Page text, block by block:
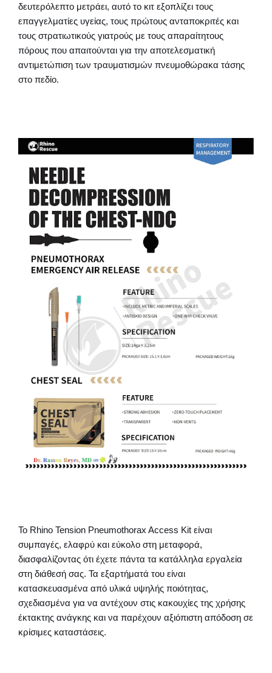
δευτερόλεπτο μετράει, αυτό το κιτ εξοπλίζει τους
επαγγελματίες υγείας, τους πρώτους ανταποκριτές και
τους στρατιωτικούς γιατρούς με τους απαραίτητους
πόρους που απαιτούνται για την αποτελεσματική
αντιμετώπιση των τραυματισμών πνευμοθώρακα τάσης
στο πεδίο.
Το Rhino Tension Pneumothorax Access Kit είναι
συμπαγές, ελαφρύ και εύκολο στη μεταφορά,
διασφαλίζοντας ότι έχετε πάντα τα κατάλληλα εργαλεία
στη διάθεσή σας. Τα εξαρτήματά του είναι
κατασκευασμένα από υλικά υψηλής ποιότητας,
σχεδιασμένα για να αντέχουν στις κακουχίες της χρήσης
έκτακτης ανάγκης και να παρέχουν αξιόπιστη απόδοση σε
κρίσιμες καταστάσεις.